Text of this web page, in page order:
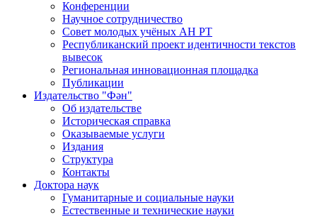
Конференции
Научное сотрудничество
Совет молодых учёных АН РТ
Республиканский проект идентичности текстов
вывесок
Региональная инновационная площадка
Публикации
Издательство "Фән"
Об издательстве
Историческая справка
Оказываемые услуги
Издания
Структура
Контакты
Доктора наук
Гуманитарные и социальные науки
Естественные и технические науки